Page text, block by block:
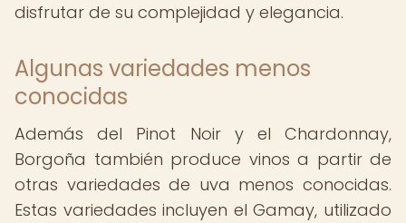
disfrutar de su complejidad y elegancia.
Algunas variedades menos
conocidas
Además del Pinot Noir y el Chardonnay,
Borgoña también produce vinos a partir de
otras variedades de uva menos conocidas.
Estas variedades incluyen el Gamay, utilizado